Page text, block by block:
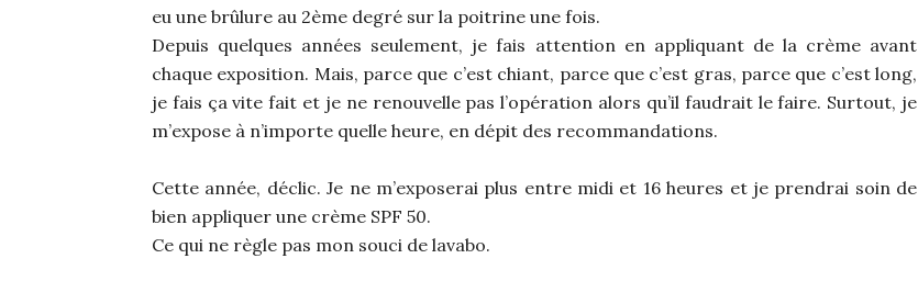
eu une brûlure au 2ème degré sur la poitrine une fois.
Depuis quelques années seulement, je fais attention en appliquant de la crème avant
chaque exposition. Mais, parce que c’est chiant, parce que c’est gras, parce que c’est long,
je fais ça vite fait et je ne renouvelle pas l’opération alors qu’il faudrait le faire. Surtout, je
m’expose à n’importe quelle heure, en dépit des recommandations.
Cette année, déclic. Je ne m’exposerai plus entre midi et 16 heures et je prendrai soin de
bien appliquer une crème SPF 50.
Ce qui ne règle pas mon souci de lavabo.